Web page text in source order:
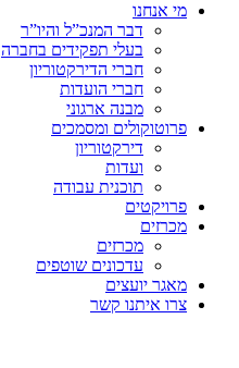
מי אנחנו
דבר המנכ”ל והיו”ר
בעלי תפקידים בחברה
חברי הדירקטוריון
חברי הועדות
מבנה ארגוני
פרוטוקולים ומסמכים
דירקטוריון
ועדות
תוכנית עבודה
פרויקטים
מכרזים
מכרזים
עדכונים שוטפים
מאגר יועצים
צרו איתנו קשר